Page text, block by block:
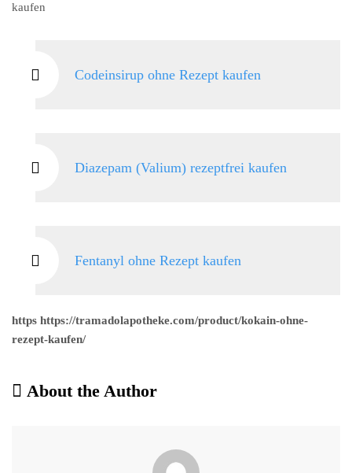
kaufen
Codeinsirup ohne Rezept kaufen
Diazepam (Valium) rezeptfrei kaufen
Fentanyl ohne Rezept kaufen
https https://tramadolapotheke.com/product/kokain-ohne-
rezept-kaufen/
About the Author